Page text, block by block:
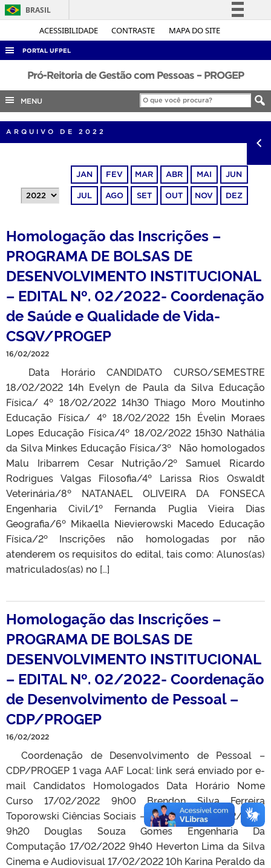
ACESSIBILIDADE CONTRASTE MAPA DO SITE
BRASIL
Simplifique!
Legislação
Canais
PORTAL UFPEL
ACESSO À INFORMAÇÃO
AUDITORIA
COBALTO
CONCURSOS
OUVIDORIA
TELEFONES
Pró-Reitoria de Gestão com Pessoas – PROGEP
MENU
ARQUIVO DE 2022
JAN FEV MAR ABR MAI JUN
JUL AGO SET OUT NOV DEZ
Homologação das Inscrições –
PROGRAMA DE BOLSAS DE
DESENVOLVIMENTO INSTITUCIONAL
– EDITAL Nº. 02/2022- Coordenação
de Saúde e Qualidade de Vida-
CSQV/PROGEP
16/02/2022
Data Horário CANDIDATO CURSO/SEMESTRE
18/02/2022 14h Evelyn de Paula da Silva Educação
Física/ 4º 18/02/2022 14h30 Thiago Moro Moutinho
Educação Física/ 4º 18/02/2022 15h Évelin Moraes
Lopes Educação Física/4º 18/02/2022 15h30 Nathália
da Silva Minkes Educação Física/3º Não homologados
Malu Iribarrem Cesar Nutrição/2º Samuel Ricardo
Rodrigues Valgas Filosofia/4º Larissa Rios Oswaldt
Veterinária/8º NATANAEL OLIVEIRA DA FONSECA
Engenharia Civil/1º Fernanda Puglia Vieira Dias
Geografia/6º Mikaella Nievierowski Macedo Educação
Física/2º Inscrições não homologadas por não
atenderem os requisitos do edital, tais como: Alunos(as)
matriculados(as) no […]
Homologação das Inscrições –
PROGRAMA DE BOLSAS DE
DESENVOLVIMENTO INSTITUCIONAL
– EDITAL Nº. 02/2022- Coordenação
de Desenvolvimento de Pessoal –
CDP/PROGEP
16/02/2022
Coordenação de Desenvolvimento de Pessoal –
CDP/PROGEP 1 vaga AAF Local: link será enviado por e-
mail Candidatos Homologados Data Horário Nome
Curso 17/02/2022 9h00 Brendon Silva Ferreira
Toporowski Ciências Sociais – Bacharelado 17/02/2022
9h20 Douglas Souza Gomes Engenharia Da
Computação 17/02/2022 9h40 Heverton Lima da Silva
Cinema e Audiovisual 17/02/2022 10h Karina Peraldo da